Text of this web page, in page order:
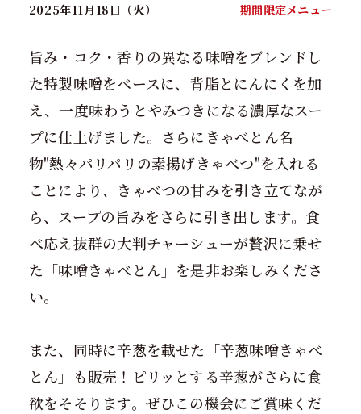
2025年11月18日（火） 期間限定メニュー
旨み・コク・香りの異なる味噌をブレンドし
た特製味噌をベースに、背脂とにんにくを加
え、一度味わうとやみつきになる濃厚なスー
プに仕上げました。さらにきゃべとん名
物"熱々パリパリの素揚げきゃべつ"を入れる
ことにより、きゃべつの甘みを引き立てなが
ら、スープの旨みをさらに引き出します。食
べ応え抜群の大判チャーシューが贅沢に乗せ
た「味噌きゃべとん」を是非お楽しみくださ
い。
また、同時に辛葱を載せた「辛葱味噌きゃべ
とん」も販売！ピリッとする辛葱がさらに食
欲をそそります。ぜひこの機会にご賞味くだ